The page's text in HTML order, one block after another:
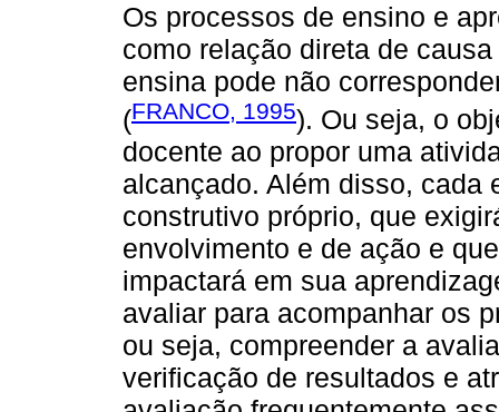
Os processos de ensino e
como relação direta de
ensina pode não
(FRANCO, 1995). Ou seja, o
docente ao propor uma
alcançado. Além disso, cada
construtivo próprio, que
envolvimento e de ação e
impactará em sua
avaliar para acompanhar os
ou seja, compreender a
verificação de resultados e